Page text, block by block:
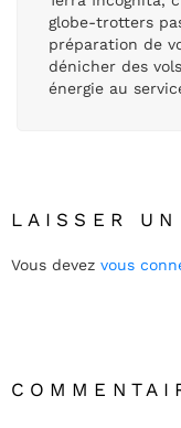
globe-trotters
préparation de
dénicher des
énergie au
LAISSER UN
Vous devez vous